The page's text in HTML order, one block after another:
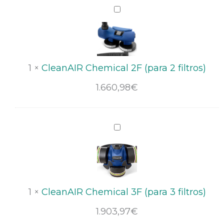
cabeza
CleanAIR
Chemical
2F
(para
2
filtros)
1 × CleanAIR Chemical 2F (para 2 filtros)
1.660,98€
CleanAIR
Chemical
3F
(para
3
1 × CleanAIR Chemical 3F (para 3 filtros)
1.903,97€